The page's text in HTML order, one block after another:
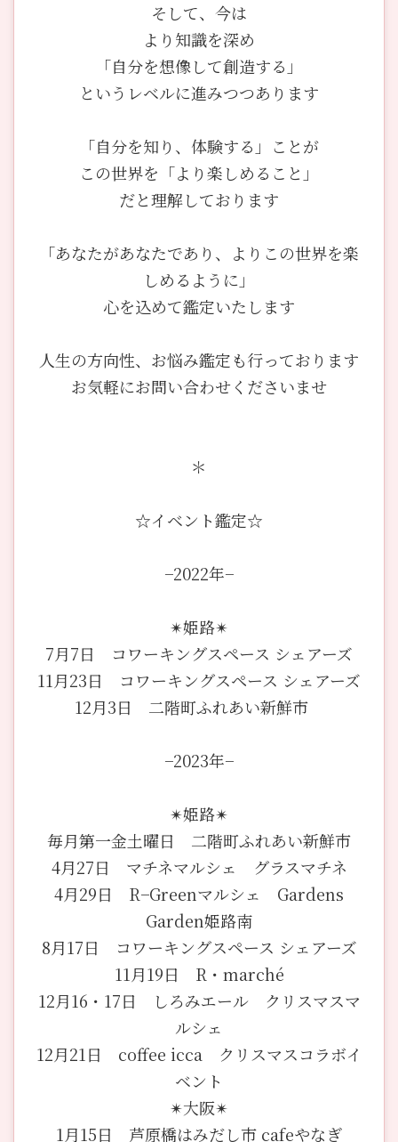
そして、今は
より知識を深め
「自分を想像して創造する」
というレベルに進みつつあります
「自分を知り、体験する」ことが
この世界を「より楽しめること」
だと理解しております
「あなたがあなたであり、よりこの世界を楽
しめるように」
心を込めて鑑定いたします
人生の方向性、お悩み鑑定も行っております
お気軽にお問い合わせくださいませ
＊
☆イベント鑑定☆
−2022年−
✴︎姫路✴︎
7月7日 コワーキングスペース シェアーズ
11月23日 コワーキングスペース シェアーズ
12月3日 二階町ふれあい新鮮市
−2023年−
✴︎姫路✴︎
毎月第一金土曜日 二階町ふれあい新鮮市
4月27日 マチネマルシェ グラスマチネ
4月29日 R−Greenマルシェ Gardens
Garden姫路南
8月17日 コワーキングスペース シェアーズ
11月19日 R・marché
12月16・17日 しろみエール クリスマスマ
ルシェ
12月21日 coffee icca クリスマスコラボイ
ベント
✴︎大阪✴︎
1月15日 芦原橋はみだし市 cafeやなぎ